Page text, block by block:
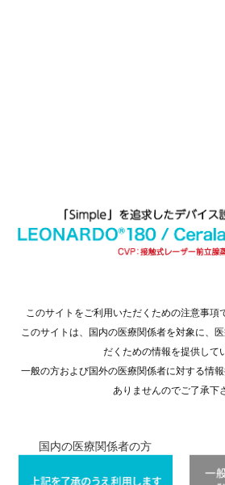
このサイトをご利用いただくための注意事項
このサイトは、国内の医療関係者を対象に、
だくための情報を提供して
一般の方および国外の医療関係者に対する情
ありませんのでご了承下
国内の医療関係者の方